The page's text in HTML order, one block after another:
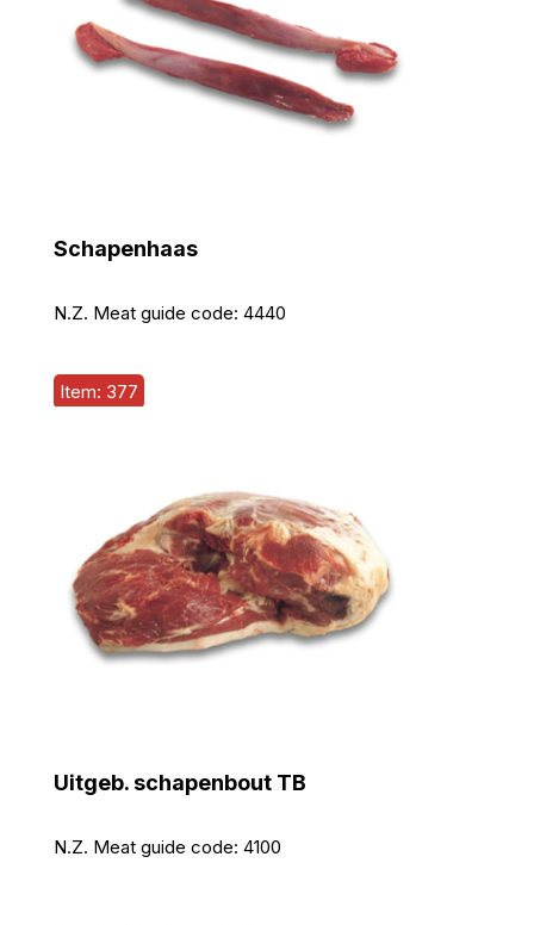
Schapenhaas
N.Z. Meat guide code: 4440
Item: 377
Uitgeb. schapenbout TB
N.Z. Meat guide code: 4100